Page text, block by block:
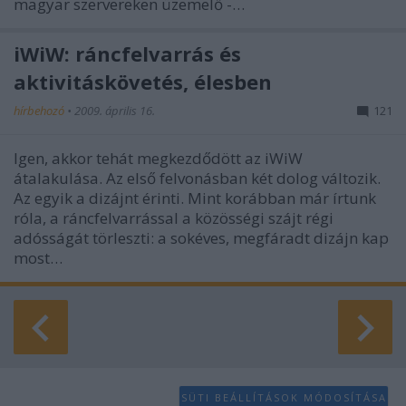
magyar szervereken üzemelő -…
iWiW: ráncfelvarrás és
aktivitáskövetés, élesben
hírbehozó • 2009. április 16. 121
Igen, akkor tehát megkezdődött az iWiW
átalakulása. Az első felvonásban két dolog változik.
Az egyik a dizájnt érinti. Mint korábban már írtunk
róla, a ráncfelvarrással a közösségi szájt régi
adósságát törleszti: a sokéves, megfáradt dizájn kap
most…
SÜTI BEÁLLÍTÁSOK MÓDOSÍTÁSA